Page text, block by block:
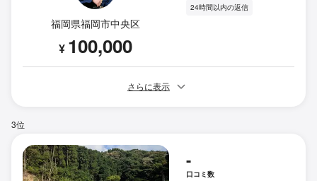
福岡県福岡市中央区
¥ 100,000
24時間以内の返信
さらに表示
3位
-
口コミ数